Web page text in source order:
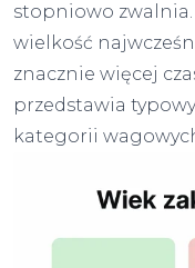
stopniowo zwalnia.
wielkość
znacznie więcej
przedstawia
kategorii